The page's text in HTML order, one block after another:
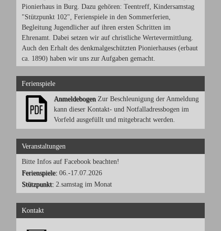
Pionierhaus in Burg. Dazu gehören: Teentreff, Kindersamstag
"Stützpunkt 102", Ferienspiele in den Sommerferien,
Begleitung Jugendlicher auf ihren ersten Schritten im
Ehrenamt. Dabei setzen wir auf christliche Wertevermittlung.
Auch den Erhalt des denkmalgeschützten Pionierhauses (erbaut
ca. 1890) haben wir uns zur Aufgaben gemacht.
Ferienspiele
AnmeldebogenZur Beschleunigung der Anmeldung
kann dieser Kontakt- und Notfalladressbogen im
Vorfeld ausgefüllt und mitgebracht werden.
Veranstaltungen
Bitte Infos auf Facebook beachten!
Ferienspiele:06.-17.07.2026
Stützpunkt:2.samstag im Monat
Kontakt